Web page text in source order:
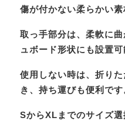
傷が付かない柔らかい素
取っ手部分は、柔軟に
ュボード形状にも設置可
使用しない時は、折り
き、持ち運びも便利です
SからXLまでのサイズ